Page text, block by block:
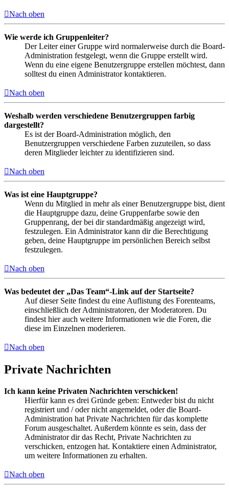
Nach oben
Wie werde ich Gruppenleiter?
Der Leiter einer Gruppe wird normalerweise durch die Board-
Administration festgelegt, wenn die Gruppe erstellt wird.
Wenn du eine eigene Benutzergruppe erstellen möchtest, dann
solltest du einen Administrator kontaktieren.
Nach oben
Weshalb werden verschiedene Benutzergruppen farbig
dargestellt?
Es ist der Board-Administration möglich, den
Benutzergruppen verschiedene Farben zuzuteilen, so dass
deren Mitglieder leichter zu identifizieren sind.
Nach oben
Was ist eine Hauptgruppe?
Wenn du Mitglied in mehr als einer Benutzergruppe bist, dient
die Hauptgruppe dazu, deine Gruppenfarbe sowie den
Gruppenrang, der bei dir standardmäßig angezeigt wird,
festzulegen. Ein Administrator kann dir die Berechtigung
geben, deine Hauptgruppe im persönlichen Bereich selbst
festzulegen.
Nach oben
Was bedeutet der „Das Team“-Link auf der Startseite?
Auf dieser Seite findest du eine Auflistung des Forenteams,
einschließlich der Administratoren, der Moderatoren. Du
findest hier auch weitere Informationen wie die Foren, die
diese im Einzelnen moderieren.
Nach oben
Private Nachrichten
Ich kann keine Privaten Nachrichten verschicken!
Hierfür kann es drei Gründe geben: Entweder bist du nicht
registriert und / oder nicht angemeldet, oder die Board-
Administration hat Private Nachrichten für das komplette
Forum ausgeschaltet. Außerdem könnte es sein, dass der
Administrator dir das Recht, Private Nachrichten zu
verschicken, entzogen hat. Kontaktiere einen Administrator,
um weitere Informationen zu erhalten.
Nach oben